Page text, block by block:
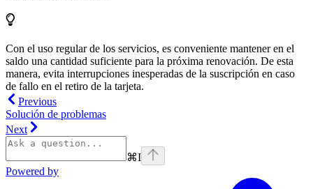
Con el uso regular de los servicios, es conveniente mantener en el
saldo una cantidad suficiente para la próxima renovación. De esta
manera, evita interrupciones inesperadas de la suscripción en caso
de fallo en el retiro de la tarjeta.
Previous
Solución de problemas
Next
⌘I
Powered by